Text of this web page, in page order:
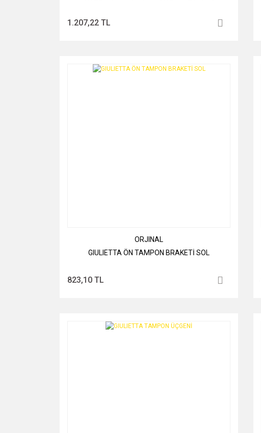
1.207,22 TL
ORJINAL
GIULIETTA ÖN TAMPON BRAKETİ SOL
823,10 TL